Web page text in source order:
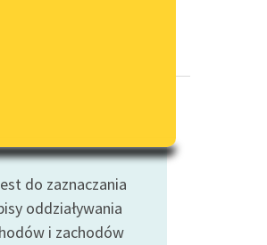
dostępności
do zaznaczania
oddziaływania
i zachodów